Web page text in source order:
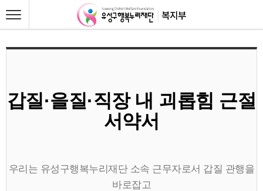
갑질·을질·직장 내 괴롭힘 근절
서약서
우리는 유성구행복누리재단 소속 근무자로서 갑질 관행을
바로잡고